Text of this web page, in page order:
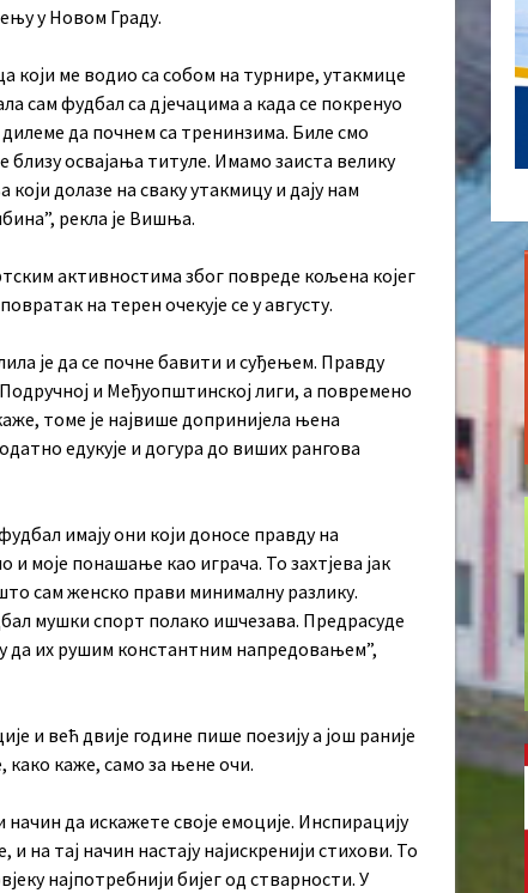
у Новом Граду.
који ме водио са собом на турнире, утакмице
сам фудбал са дјечацима а када се покренуо
да почнем са тренинзима. Биле смо
близу освајања титуле. Имамо заиста велику
долазе на сваку утакмицу и дају нам
рекла је Вишња.
активностима због повреде кољена којег
на терен очекује се у августу.
је да се почне бавити и суђењем. Правду
и Међуопштинској лиги, а повремено
томе је највише допринијела њена
едукује и догура до виших рангова
имају они који доносе правду на
моје понашање као играча. То захтјева јак
сам женско прави минималну разлику.
мушки спорт полако ишчезава. Предрасуде
да их рушим константним напредовањем”,
и већ двије године пише поезију а још раније
како каже, само за њене очи.
да искажете своје емоције. Инспирацију
на тај начин настају најискренији стихови. То
најпотребнији бијег од стварности. У